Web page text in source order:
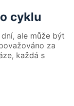
cyklu
ale může být
za
každá s